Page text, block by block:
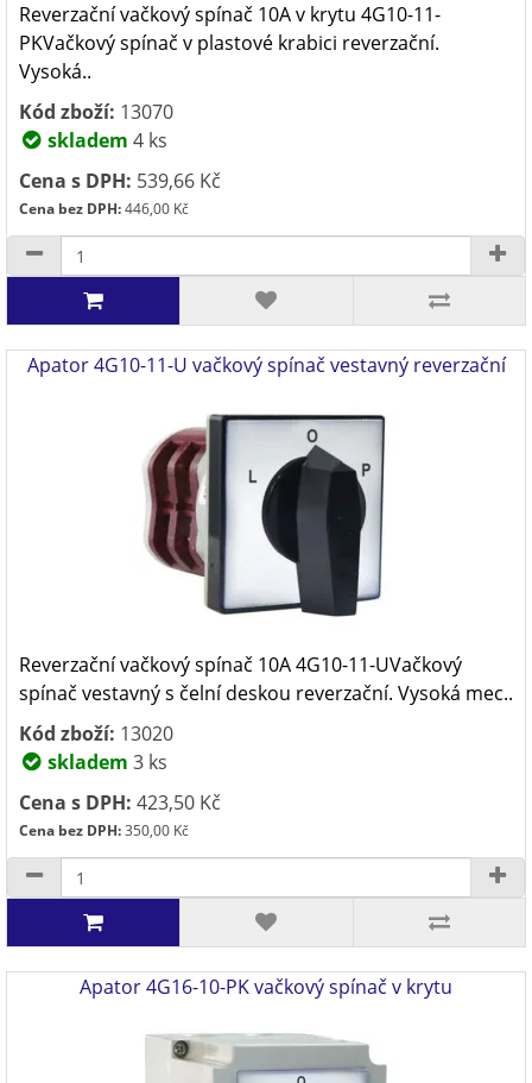
Reverzační vačkový spínač 10A v krytu 4G10-11-
PKVačkový spínač v plastové krabici reverzační.
Vysoká..
Kód zboží: 13070
skladem 4 ks
Cena s DPH: 539,66 Kč
Cena bez DPH:446,00 Kč
Apator 4G10-11-U vačkový spínač vestavný reverzační
Reverzační vačkový spínač 10A 4G10-11-UVačkový
spínač vestavný s čelní deskou reverzační. Vysoká mec..
Kód zboží: 13020
skladem 3 ks
Cena s DPH: 423,50 Kč
Cena bez DPH:350,00 Kč
Apator 4G16-10-PK vačkový spínač v krytu